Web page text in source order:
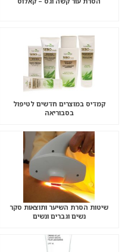
קמדיס במוצרים חדשים לטיפול
בסבוריאה
שיטות הסרת השיער ותוצאות סקר
נשים וגברים ונשים